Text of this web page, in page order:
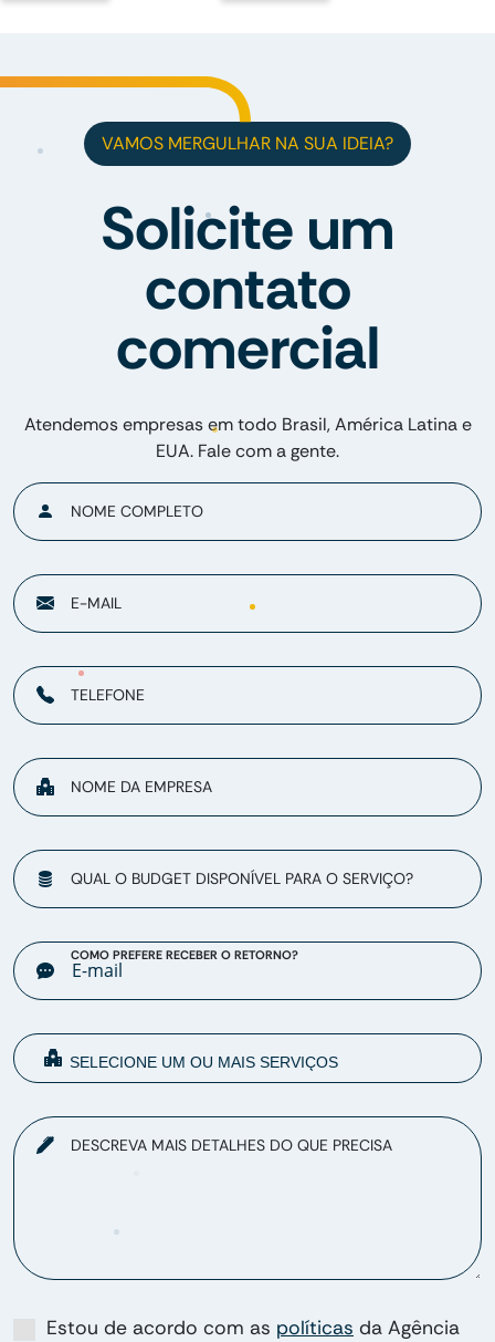
VAMOS MERGULHAR NA SUA IDEIA?
Solicite um
contato
comercial
Atendemos empresas em todo Brasil, América Latina e
EUA. Fale com a gente.
NOME COMPLETO
E-MAIL
TELEFONE
NOME DA EMPRESA
QUAL O BUDGET DISPONÍVEL PARA O SERVIÇO?
COMO PREFERE RECEBER O RETORNO?
DESCREVA MAIS DETALHES DO QUE PRECISA
Estou de acordo com as políticas da Agência